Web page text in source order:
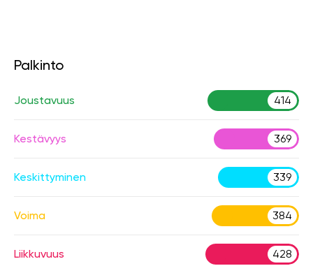
Palkinto
Joustavuus 414
Kestävyys 369
Keskittyminen 339
Voima 384
Liikkuvuus 428